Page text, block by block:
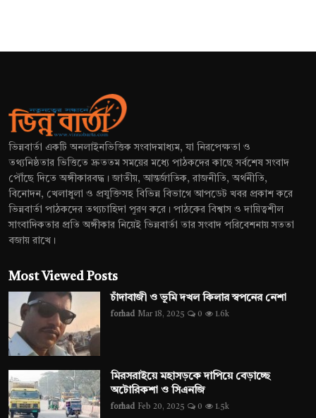
ভিন্নবার্তা একটি অনলাইনভিত্তিক সংবাদমাধ্যম, যা নিরপেক্ষতা ও
তথ্যনিষ্ঠতার ভিত্তিতে দ্রুততম সময়ের মধ্যে পাঠকদের কাছে সর্বশেষ সংবাদ
পৌঁছে দিতে অঙ্গীকারবদ্ধ। জাতীয়, আন্তর্জাতিক, রাজনীতি, অর্থনীতি,
বিনোদন, খেলাধুলা ও প্রযুক্তিসহ বিভিন্ন বিভাগে আপডেট খবর প্রকাশ করে
ভিন্নবার্তা পাঠকদের তথ্যচাহিদা পূরণ করে। পাঠকের বিশ্বাস ও দায়িত্বশীল
সাংবাদিকতার প্রতি অঙ্গীকার নিয়েই ভিন্নবার্তা তার সংবাদ পরিবেশনায় সততা
বজায় রাখে।
Most Viewed Posts
চাঁদাবাজী ও ভূমি দখল কিলার স্বপনের নেশা
forhad Mar 18, 2025 0 1.6k
মিরসরাইয়ে মহাসড়কে দাপিয়ে বেড়াচ্ছে
অটোরিকশা ও সিএনজি
forhad Feb 20, 2025 0 1.5k